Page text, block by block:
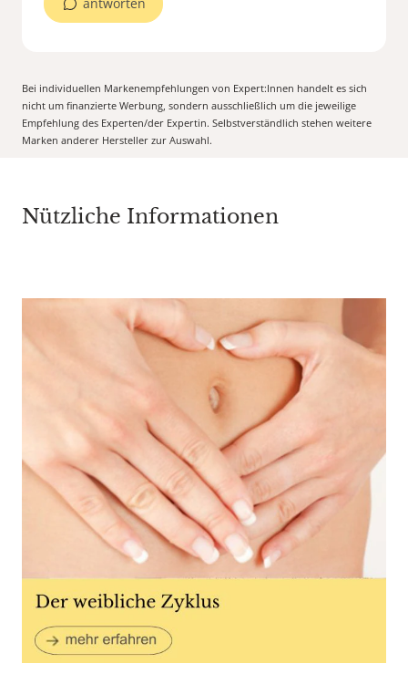
Bei individuellen Markenempfehlungen von Expert:Innen handelt es sich
nicht um finanzierte Werbung, sondern ausschließlich um die jeweilige
Empfehlung des Experten/der Expertin. Selbstverständlich stehen weitere
Marken anderer Hersteller zur Auswahl.
Nützliche Informationen